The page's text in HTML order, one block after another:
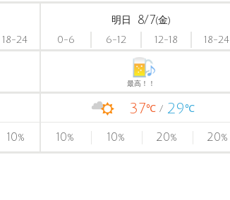
18-24
明日 8/7(金)
0-6
6-12 12-18 18-24
最高！！
37℃ 29℃
10% 10% 10% 20% 20%